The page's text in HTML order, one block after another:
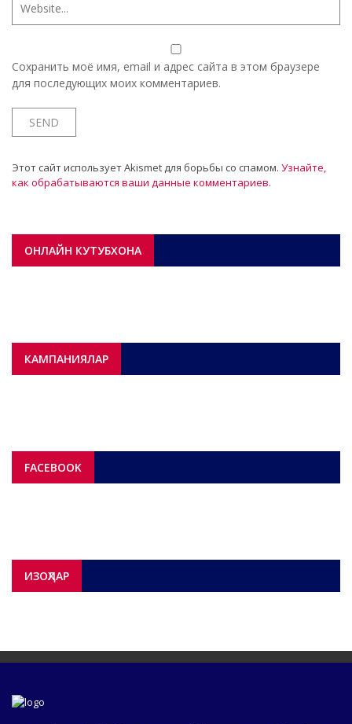
Сохранить моё имя, email и адрес сайта в этом браузере
для последующих моих комментариев.
Этот сайт использует Akismet для борьбы со спамом. Узнайте,
как обрабатываются ваши данные комментариев.
ОНЛАЙН КУТУБХОНА
КАМПАНИЯЛАР
FACEBOOK
ИЗОҲЛАР